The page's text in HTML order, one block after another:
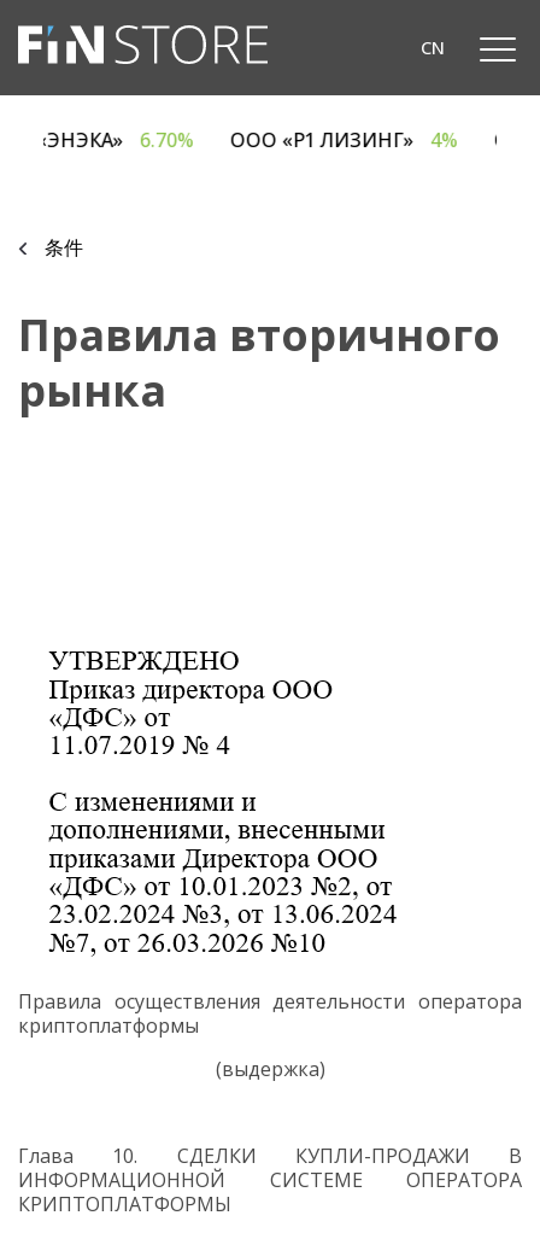
CN
ОДО «ЭНЭКА» 6.70% ООО «Р1 ЛИЗИНГ» 4%
条件
Правила вторичного
рынка
Правила осуществления деятельности оператора
криптоплатформы
(выдержка)
Глава 10. СДЕЛКИ КУПЛИ-ПРОДАЖИ В
ИНФОРМАЦИОННОЙ СИСТЕМЕ ОПЕРАТОРА
КРИПТОПЛАТФОРМЫ